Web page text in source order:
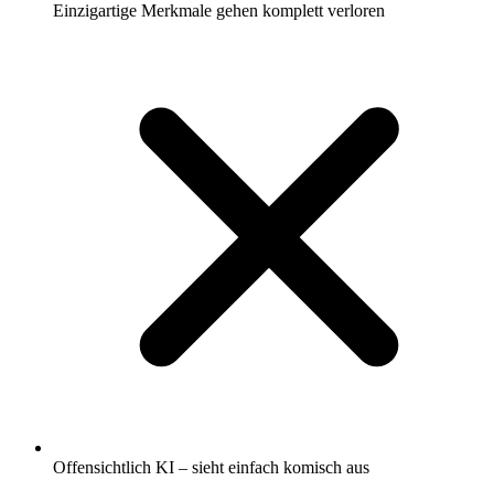
Einzigartige Merkmale gehen komplett verloren
Offensichtlich KI – sieht einfach komisch aus